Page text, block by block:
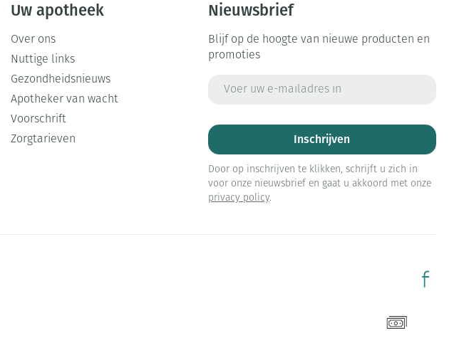
Uw apotheek
Over ons
Nuttige links
Gezondheidsnieuws
Apotheker van wacht
Voorschrift
Zorgtarieven
Nieuwsbrief
Blijf op de hoogte van nieuwe producten en
promoties
Inschrijven
Door op inschrijven te klikken, schrijft u zich in
voor onze nieuwsbrief en gaat u akkoord met onze
privacy policy.